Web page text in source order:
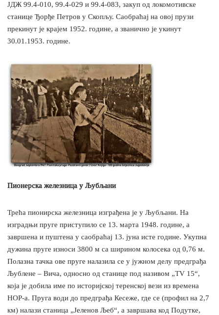
ЈДЖ 99.4-010, 99.4-029 и 99.4-083, закуп од локомотивске
станице Ђорђе Петров у Скопљу. Саобраћај на овој прузи
прекинут је крајем 1952. године, а званично је укинут
30.01.1953. године.
Пионерска железница у Љубљани
Трећа пионирска железница изграђена је у Љубљани. На
изградњи пруге приступило се 13. марта 1948. године, а
завршена и пуштена у саобраћај 13. јуна исте године. Укупна
дужина пруге износи 3800 м са ширином колосека од 0,76 м.
Полазна тачка ове пруге налазила се у јужном делу предграђа
Љублене – Вича, односно од станице под називом „TV 15“,
која је добила име по историјској теренској вези из времена
НОР-а. Пруга води до предграђа Кесеже, где се (профил на 2,7
км) налази станица „Јеленов Љеб“, а завршава код Подутке,